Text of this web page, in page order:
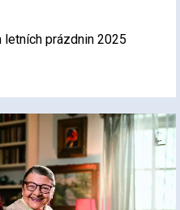
letních prázdnin 2025